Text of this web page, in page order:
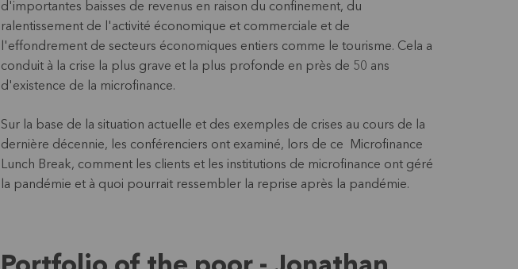
d'importantes baisses de revenus en raison du confinement, du
ralentissement de l'activité économique et commerciale et de
l'effondrement de secteurs économiques entiers comme le tourisme. Cela a
conduit à la crise la plus grave et la plus profonde en près de 50 ans
d'existence de la microfinance.
Sur la base de la situation actuelle et des exemples de crises au cours de la
dernière décennie, les conférenciers ont examiné, lors de ce Microfinance
Lunch Break, comment les clients et les institutions de microfinance ont géré
la pandémie et à quoi pourrait ressembler la reprise après la pandémie.